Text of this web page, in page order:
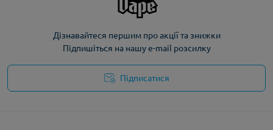
Дізнавайтеся першим про акції та знижки
Підпишіться на нашу e-mail розсилку
Підписатися